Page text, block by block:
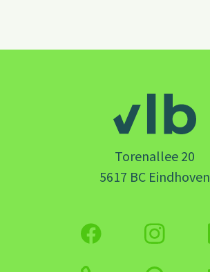
Torenallee 20
5617 BC Eindhoven